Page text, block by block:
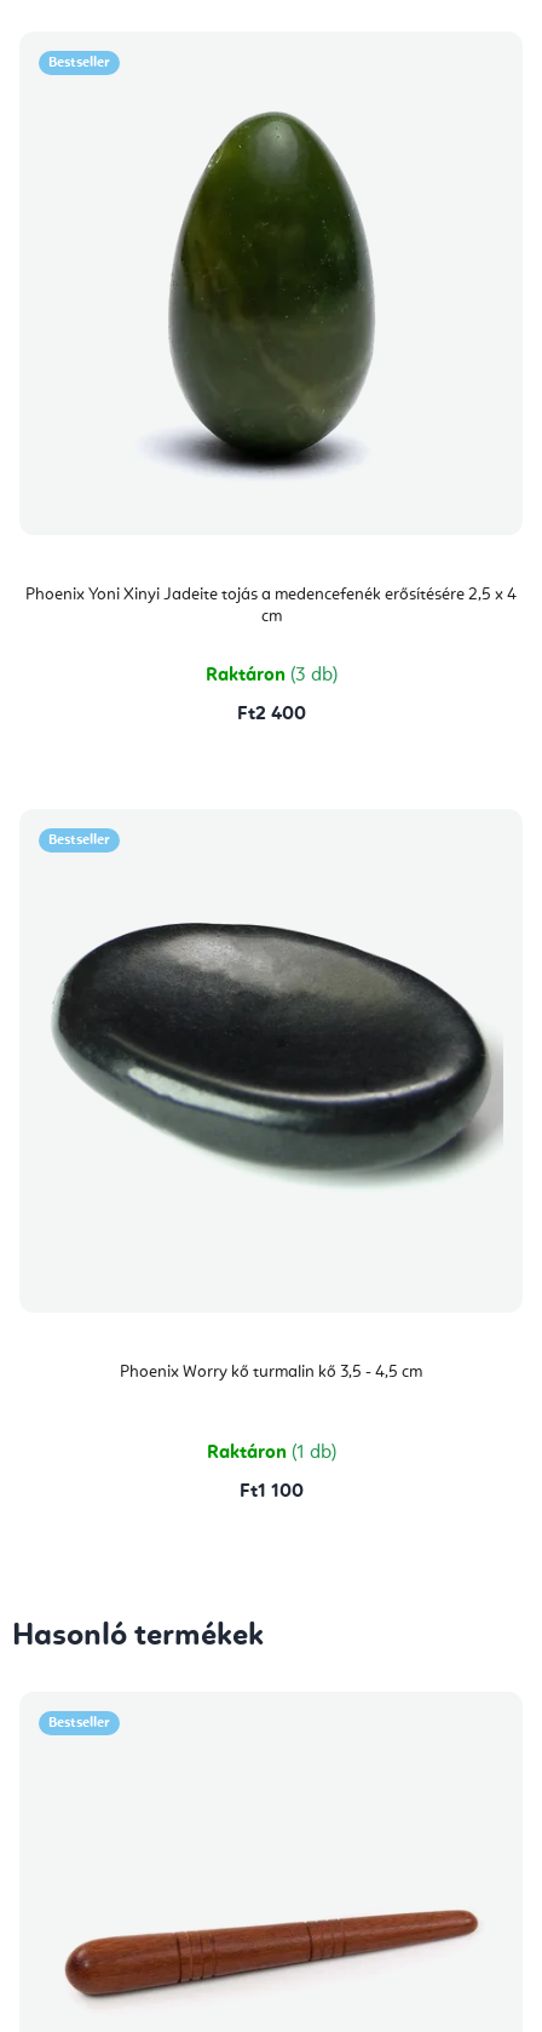
Bestseller
Phoenix Yoni Xinyi Jadeite tojás a medencefenék erősítésére 2,5 x 4
cm
Raktáron (3 db)
Ft2 400
Bestseller
Phoenix Worry kő turmalin kő 3,5 - 4,5 cm
Raktáron (1 db)
Ft1 100
Hasonló termékek
Bestseller